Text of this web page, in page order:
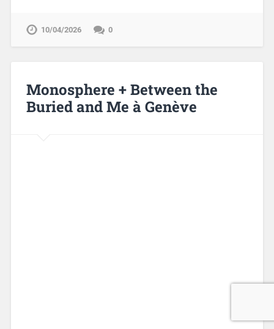
10/04/2026 0
Monosphere + Between the
Buried and Me à Genève